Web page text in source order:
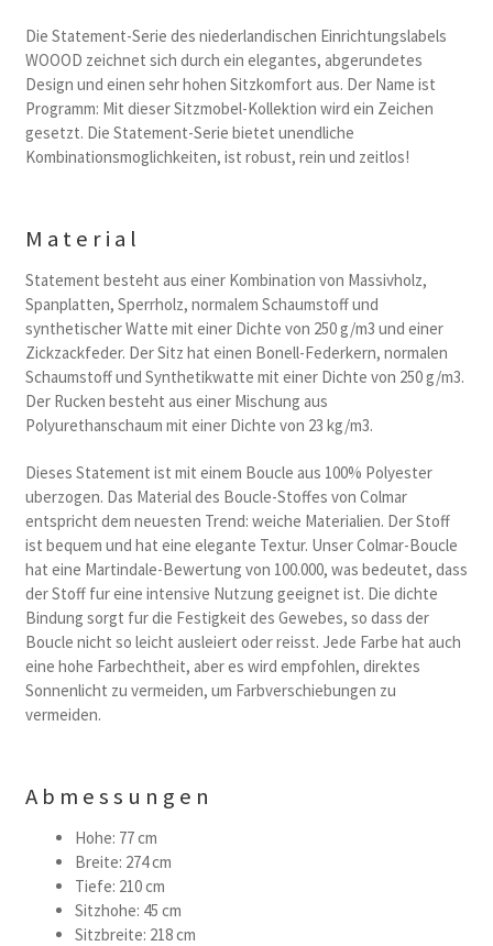
Die Statement-Serie des niederlandischen Einrichtungslabels
WOOOD zeichnet sich durch ein elegantes, abgerundetes
Design und einen sehr hohen Sitzkomfort aus. Der Name ist
Programm: Mit dieser Sitzmobel-Kollektion wird ein Zeichen
gesetzt. Die Statement-Serie bietet unendliche
Kombinationsmoglichkeiten, ist robust, rein und zeitlos!
Material
Statement besteht aus einer Kombination von Massivholz,
Spanplatten, Sperrholz, normalem Schaumstoff und
synthetischer Watte mit einer Dichte von 250 g/m3 und einer
Zickzackfeder. Der Sitz hat einen Bonell-Federkern, normalen
Schaumstoff und Synthetikwatte mit einer Dichte von 250 g/m3.
Der Rucken besteht aus einer Mischung aus
Polyurethanschaum mit einer Dichte von 23 kg/m3.
Dieses Statement ist mit einem Boucle aus 100% Polyester
uberzogen. Das Material des Boucle-Stoffes von Colmar
entspricht dem neuesten Trend: weiche Materialien. Der Stoff
ist bequem und hat eine elegante Textur. Unser Colmar-Boucle
hat eine Martindale-Bewertung von 100.000, was bedeutet, dass
der Stoff fur eine intensive Nutzung geeignet ist. Die dichte
Bindung sorgt fur die Festigkeit des Gewebes, so dass der
Boucle nicht so leicht ausleiert oder reisst. Jede Farbe hat auch
eine hohe Farbechtheit, aber es wird empfohlen, direktes
Sonnenlicht zu vermeiden, um Farbverschiebungen zu
vermeiden.
Abmessungen
Hohe: 77 cm
Breite: 274 cm
Tiefe: 210 cm
Sitzhohe: 45 cm
Sitzbreite: 218 cm